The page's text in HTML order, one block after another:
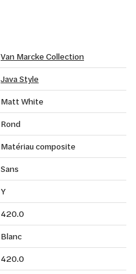
Van Marcke Collection
Java Style
Matt White
Rond
Matériau composite
Sans
Y
420.0
Blanc
420.0